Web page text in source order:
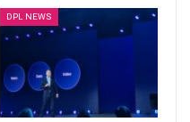
DPL NEWS